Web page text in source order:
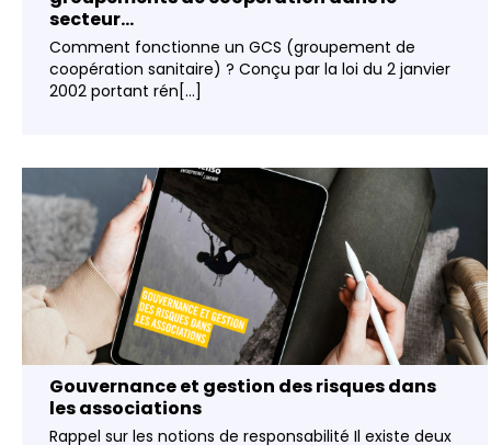
secteur...
Comment fonctionne un GCS (groupement de
coopération sanitaire) ? Conçu par la loi du 2 janvier
2002 portant rén[...]
Gouvernance et gestion des risques dans
les associations
Rappel sur les notions de responsabilité Il existe deux